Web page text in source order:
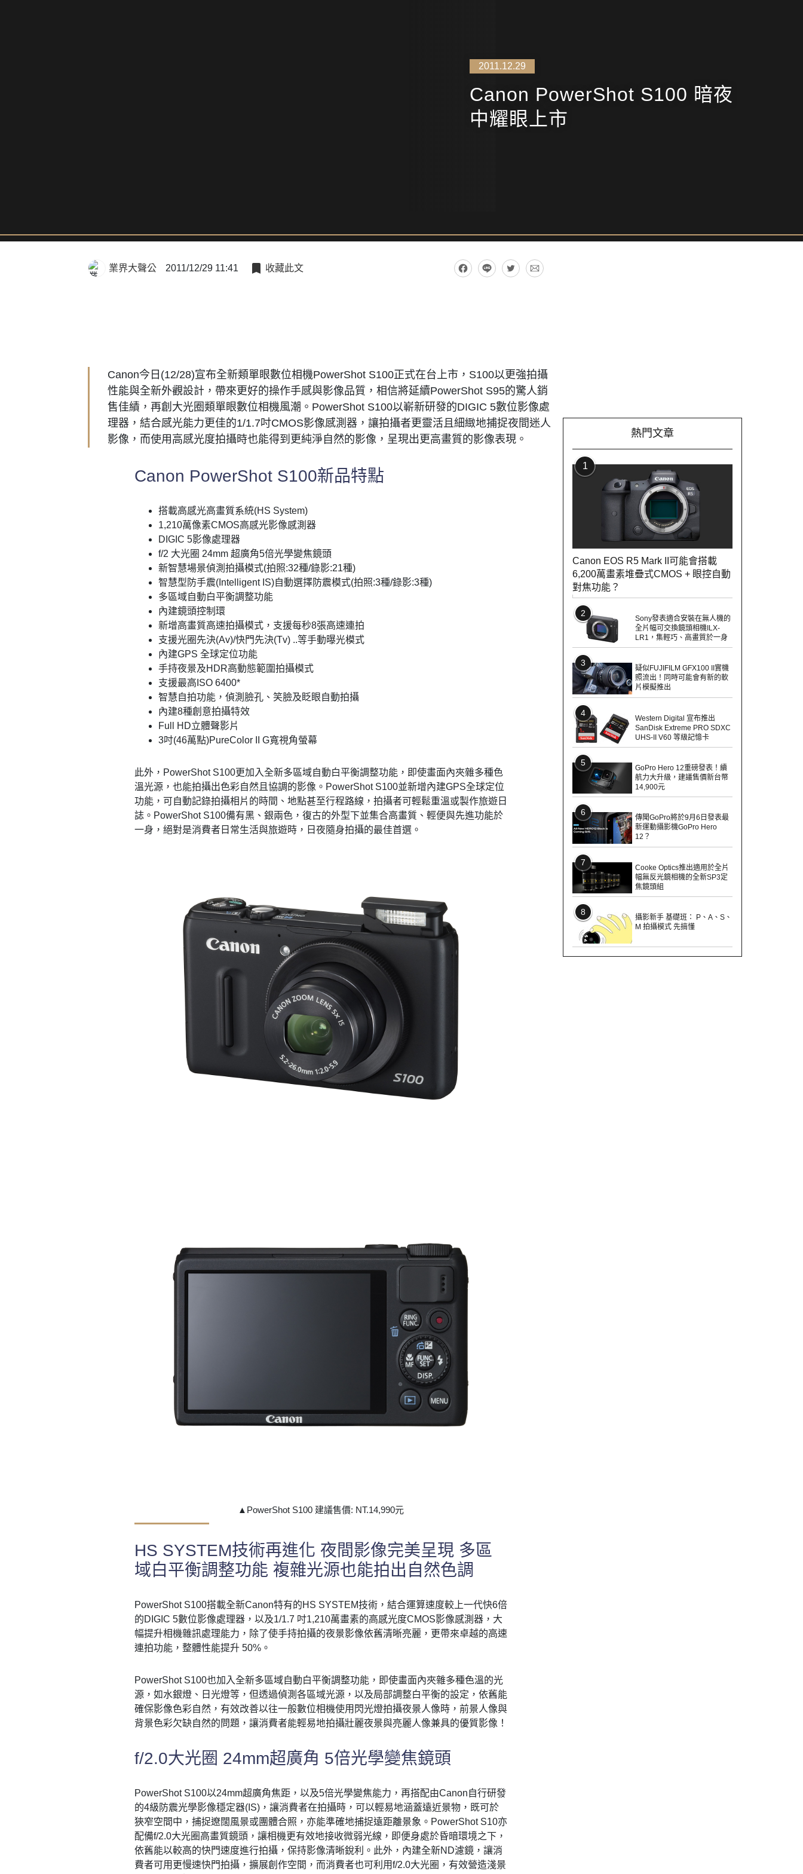
2011.12.29
Canon PowerShot S100 暗夜
中耀眼上市
業界大聲公 2011/12/29 11:41 收藏此文
Canon今日(12/28)宣布全新類單眼數位相機PowerShot S100正式在台上市，S100以更強拍攝
性能與全新外觀設計，帶來更好的操作手感與影像品質，相信將延續PowerShot S95的驚人銷
售佳績，再創大光圈類單眼數位相機風潮。PowerShot S100以嶄新研發的DIGIC 5數位影像處
理器，結合感光能力更佳的1/1.7吋CMOS影像感測器，讓拍攝者更靈活且細緻地捕捉夜間迷人
影像，而使用高感光度拍攝時也能得到更純淨自然的影像，呈現出更高畫質的影像表現。
Canon PowerShot S100新品特點
搭載高感光高畫質系統(HS System)
1,210萬像素CMOS高感光影像感測器
DIGIC 5影像處理器
f/2 大光圈 24mm 超廣角5倍光學變焦鏡頭
新智慧場景偵測拍攝模式(拍照:32種/錄影:21種)
智慧型防手震(Intelligent IS)自動選擇防震模式(拍照:3種/錄影:3種)
多區域自動白平衡調整功能
內建鏡頭控制環
新增高畫質高速拍攝模式，支援每秒8張高速連拍
支援光圈先決(Av)/快門先決(Tv) ..等手動曝光模式
內建GPS 全球定位功能
手持夜景及HDR高動態範圍拍攝模式
支援最高ISO 6400*
智慧自拍功能，偵測臉孔、笑臉及眨眼自動拍攝
內建8種創意拍攝特效
Full HD立體聲影片
3吋(46萬點)PureColor II G寬視角螢幕
此外，PowerShot S100更加入全新多區域自動白平衡調整功能，即使畫面內夾雜多種色
溫光源，也能拍攝出色彩自然且協調的影像。PowerShot S100並新增內建GPS全球定位
功能，可自動記錄拍攝相片的時間、地點甚至行程路線，拍攝者可輕鬆重溫或製作旅遊日
誌。PowerShot S100備有黑、銀兩色，復古的外型下並集合高畫質、輕便與先進功能於
一身，絕對是消費者日常生活與旅遊時，日夜隨身拍攝的最佳首選。
▲PowerShot S100 建議售價: NT.14,990元
HS SYSTEM技術再進化 夜間影像完美呈現 多區
域白平衡調整功能 複雜光源也能拍出自然色調
PowerShot S100搭載全新Canon特有的HS SYSTEM技術，結合運算速度較上一代快6倍
的DIGIC 5數位影像處理器，以及1/1.7 吋1,210萬畫素的高感光度CMOS影像感測器，大
幅提升相機雜訊處理能力，除了使手持拍攝的夜景影像依舊清晰亮麗，更帶來卓越的高速
連拍功能，整體性能提升 50%。
PowerShot S100也加入全新多區域自動白平衡調整功能，即使畫面內夾雜多種色溫的光
源，如水銀燈、日光燈等，但透過偵測各區域光源，以及局部調整白平衡的設定，依舊能
確保影像色彩自然，有效改善以往一般數位相機使用閃光燈拍攝夜景人像時，前景人像與
背景色彩欠缺自然的問題，讓消費者能輕易地拍攝壯麗夜景與亮麗人像兼具的優質影像！
f/2.0大光圈 24mm超廣角 5倍光學變焦鏡頭
PowerShot S100以24mm超廣角焦距，以及5倍光學變焦能力，再搭配由Canon自行研發
的4級防震光學影像穩定器(IS)，讓消費者在拍攝時，可以輕易地涵蓋遠近景物，既可於
狹窄空間中，捕捉遼闊風景或團體合照，亦能準確地捕捉遠距離景象。PowerShot S10亦
配備f/2.0大光圈高畫質鏡頭，讓相機更有效地接收微弱光線，即便身處於昏暗環境之下，
依舊能以較高的快門速度進行拍攝，保持影像清晰銳利。此外，內建全新ND濾鏡，讓消
費者可用更慢速快門拍攝，擴展創作空間，而消費者也可利用f/2.0大光圈，有效營造淺景
熱門文章
1
Canon EOS R5 Mark II可能會搭載
6,200萬畫素堆疊式CMOS + 眼控自動
對焦功能？
2
Sony發表適合安裝在無人機的
全片幅可交換鏡頭相機ILX-
LR1，集輕巧、高畫質於一身
3
疑似FUJIFILM GFX100 II實機
照流出！同時可能會有新的軟
片模擬推出
4
Western Digital 宣布推出
SanDisk Extreme PRO SDXC
UHS-II V60 等級記憶卡
5
GoPro Hero 12重磅發表！續
航力大升級，建議售價新台幣
14,900元
6
傳聞GoPro將於9月6日發表最
新運動攝影機GoPro Hero
12？
7
Cooke Optics推出適用於全片
幅無反光鏡相機的全新SP3定
焦鏡頭組
8
攝影新手 基礎班： P、A、S、
M 拍攝模式 先搞懂